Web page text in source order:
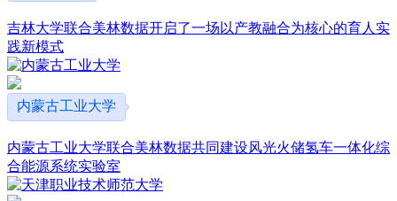
吉林大学联合美林数据开启了一场以产教融合为核心的育人实
践新模式
内蒙古工业大学
内蒙古工业大学联合美林数据共同建设风光火储氢车一体化综
合能源系统实验室